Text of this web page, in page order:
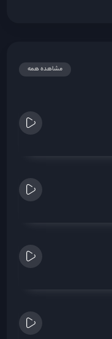
مشاهده همه